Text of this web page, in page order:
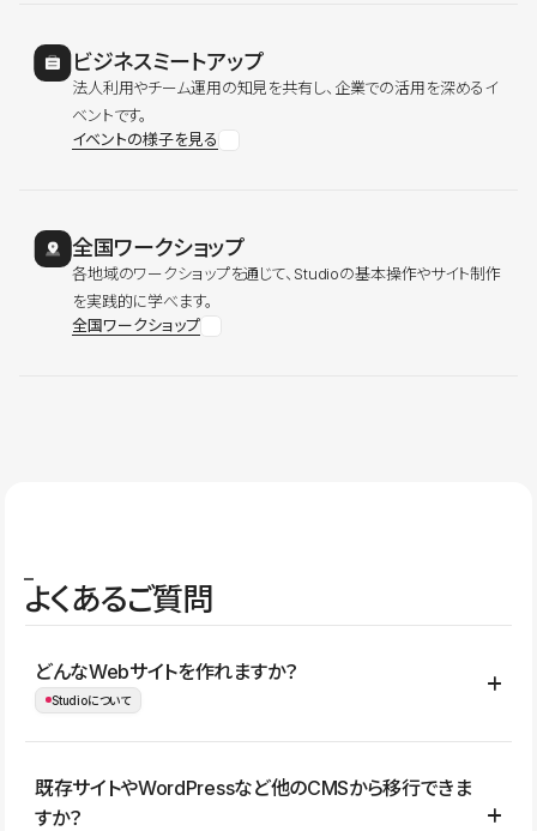
ビジネスミートアップ
法人利用やチーム運用の知見を共有し、企業での活用を深めるイ
ベントです。
イベントの様子を見る
全国ワークショップ
各地域のワークショップを通じて、Studioの基本操作やサイト制作
を実践的に学べます。
全国ワークショップ
よくあるご質問
どんなWebサイトを作れますか？
Studioについて
コーポレートサイト、サービスサイト、LP、採用サイト、ブロ
グ・メディア、イベントサイト、店舗・商品紹介サイト、ポートフ
既存サイトやWordPressなど他のCMSから移行できま
すか？